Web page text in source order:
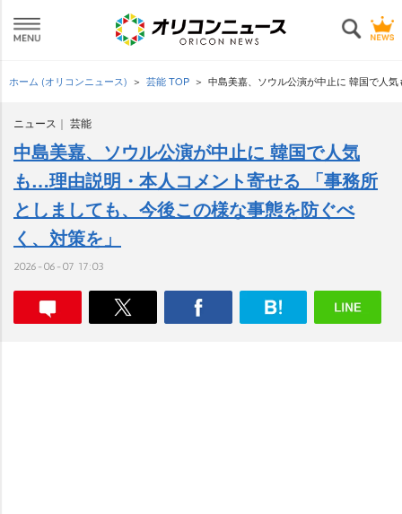
ホーム (オリコンニュース) 芸能 TOP 中島美嘉、ソウル公演が中止に 韓国で人
ニュース 芸能
中島美嘉、ソウル公演が中止に 韓国で人気
も…理由説明・本人コメント寄せる 「事務所
としましても、今後この様な事態を防ぐべ
く、対策を」
2026-06-07 17:03